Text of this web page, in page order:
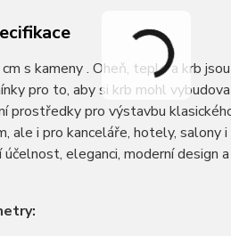
s kameny . Oheň, teplo a krb
pro to, aby si krb mohl
prostředky pro výstavbu
ale i pro kanceláře, hotely,
eleganci, moderní design